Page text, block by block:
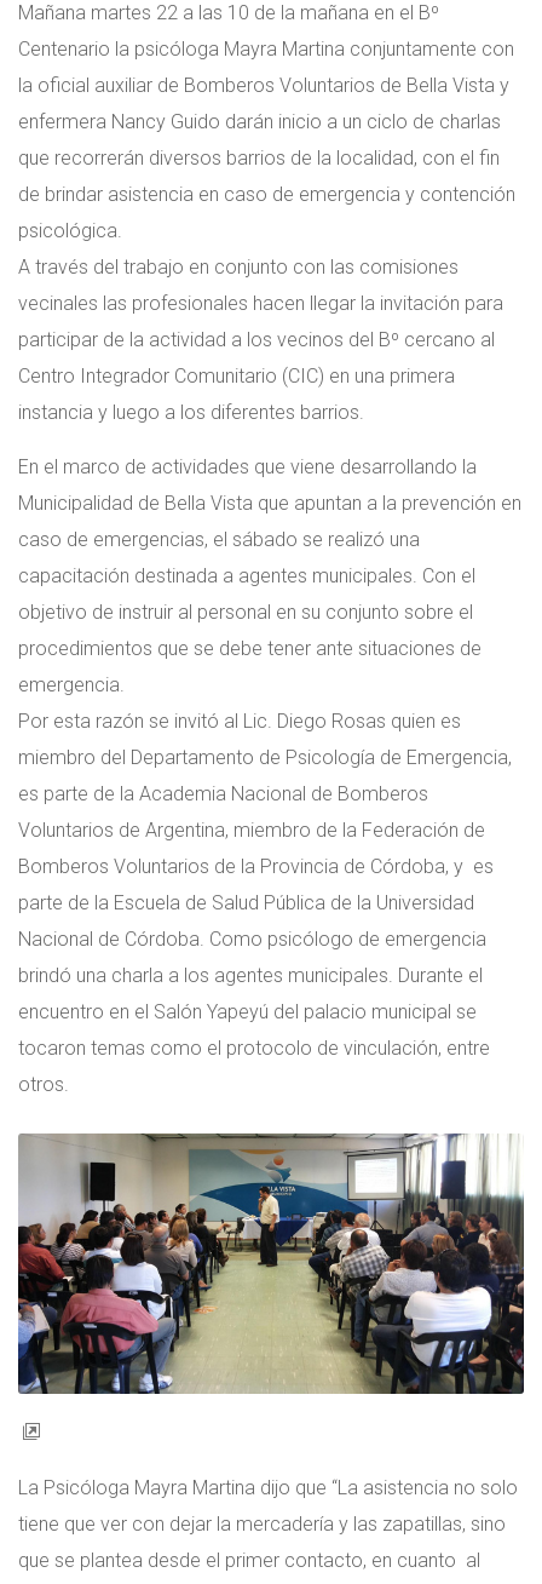
Mañana martes 22 a las 10 de la mañana en el Bº
Centenario la psicóloga Mayra Martina conjuntamente con
la oficial auxiliar de Bomberos Voluntarios de Bella Vista y
enfermera Nancy Guido darán inicio a un ciclo de charlas
que recorrerán diversos barrios de la localidad, con el fin
de brindar asistencia en caso de emergencia y contención
psicológica.
A través del trabajo en conjunto con las comisiones
vecinales las profesionales hacen llegar la invitación para
participar de la actividad a los vecinos del Bº cercano al
Centro Integrador Comunitario (CIC) en una primera
instancia y luego a los diferentes barrios.
En el marco de actividades que viene desarrollando la
Municipalidad de Bella Vista que apuntan a la prevención en
caso de emergencias, el sábado se realizó una
capacitación destinada a agentes municipales. Con el
objetivo de instruir al personal en su conjunto sobre el
procedimientos que se debe tener ante situaciones de
emergencia.
Por esta razón se invitó al Lic. Diego Rosas quien es
miembro del Departamento de Psicología de Emergencia,
es parte de la Academia Nacional de Bomberos
Voluntarios de Argentina, miembro de la Federación de
Bomberos Voluntarios de la Provincia de Córdoba, y es
parte de la Escuela de Salud Pública de la Universidad
Nacional de Córdoba. Como psicólogo de emergencia
brindó una charla a los agentes municipales. Durante el
encuentro en el Salón Yapeyú del palacio municipal se
tocaron temas como el protocolo de vinculación, entre
otros.
La Psicóloga Mayra Martina dijo que “La asistencia no solo
tiene que ver con dejar la mercadería y las zapatillas, sino
que se plantea desde el primer contacto, en cuanto al